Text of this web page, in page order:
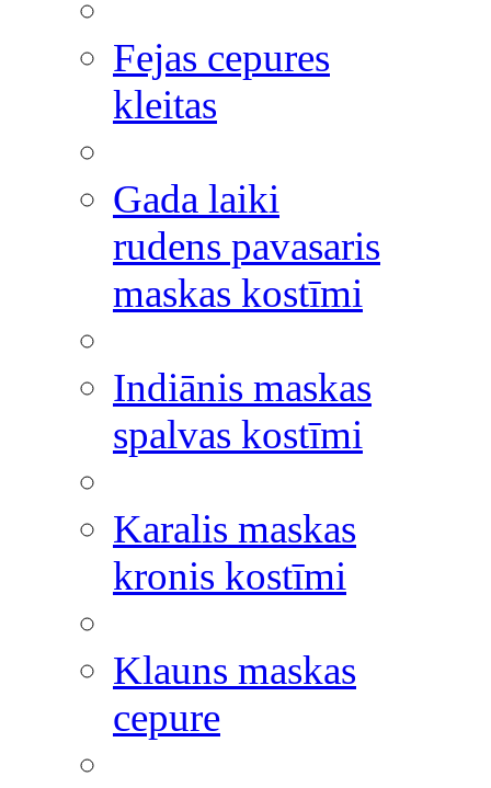
Fejas cepures
kleitas
Gada laiki
rudens pavasaris
maskas kostīmi
Indiānis maskas
spalvas kostīmi
Karalis maskas
kronis kostīmi
Klauns maskas
cepure